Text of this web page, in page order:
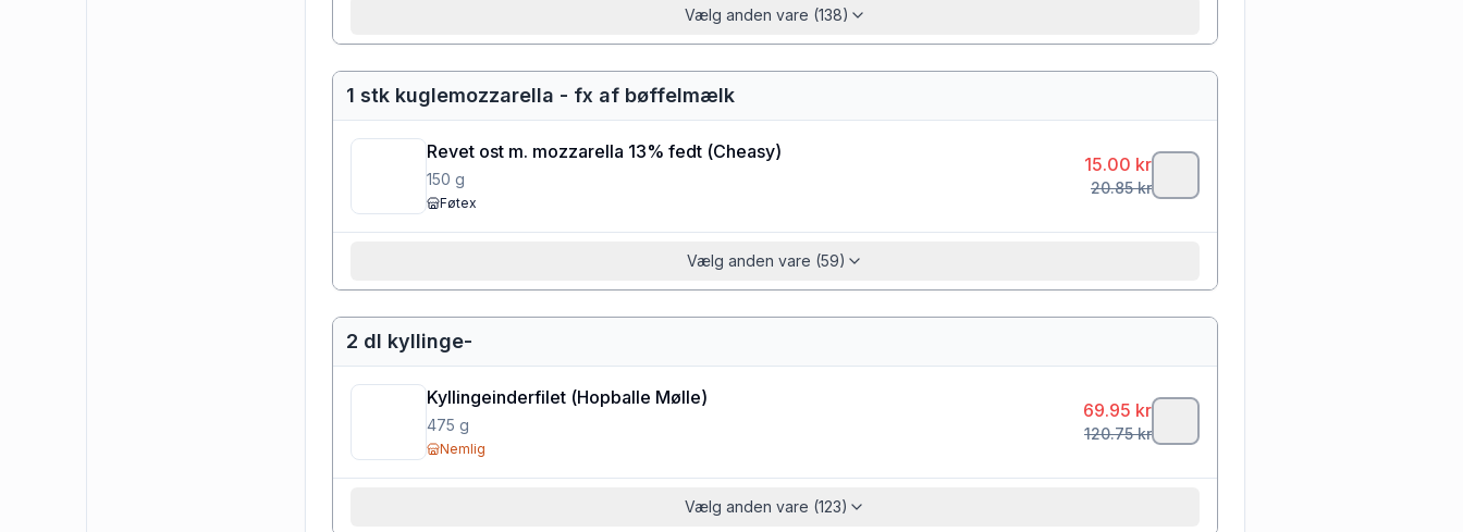
Vælg anden vare (138)
1 stk kuglemozzarella - fx af bøffelmælk
Revet ost m. mozzarella 13% fedt (Cheasy)
150 g
Føtex
15.00 kr
20.85kr
Vælg anden vare (59)
2 dl kyllinge-
Kyllingeinderfilet (Hopballe Mølle)
475 g
Nemlig
69.95 kr
120.75kr
Vælg anden vare (123)